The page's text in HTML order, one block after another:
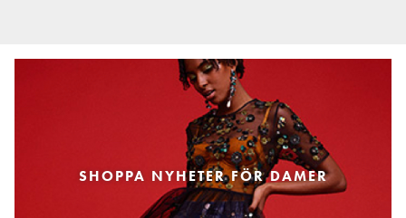
SHOPPA NYHETER FÖR DAMER